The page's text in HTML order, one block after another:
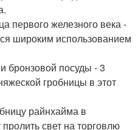
первого железного века -
широким использованием
бронзовой посуды - 3
гробницы в этот
райнхайма в
свет на торговлю